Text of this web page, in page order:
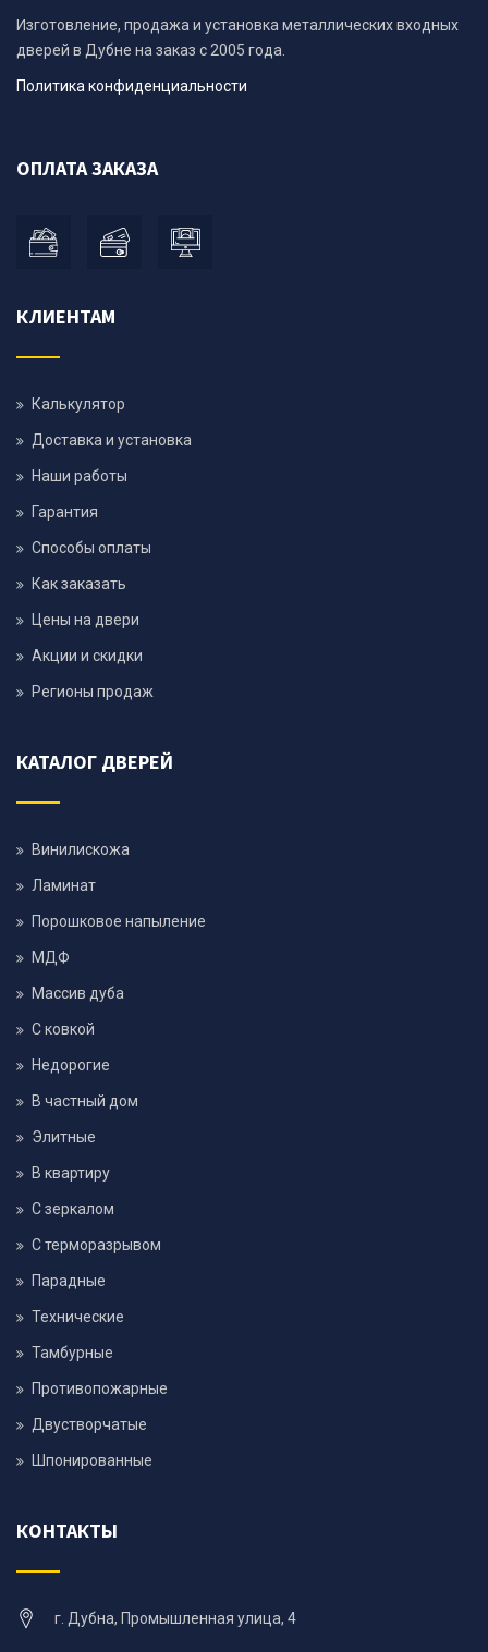
Изготовление, продажа и установка металлических входных
дверей в Дубне на заказ с 2005 года.
Политика конфиденциальности
ОПЛАТА ЗАКАЗА
КЛИЕНТАМ
Калькулятор
Доставка и установка
Наши работы
Гарантия
Способы оплаты
Как заказать
Цены на двери
Акции и скидки
Регионы продаж
КАТАЛОГ ДВЕРЕЙ
Винилискожа
Ламинат
Порошковое напыление
МДФ
Массив дуба
С ковкой
Недорогие
В частный дом
Элитные
В квартиру
С зеркалом
С терморазрывом
Парадные
Технические
Тамбурные
Противопожарные
Двустворчатые
Шпонированные
КОНТАКТЫ
г. Дубна, Промышленная улица, 4